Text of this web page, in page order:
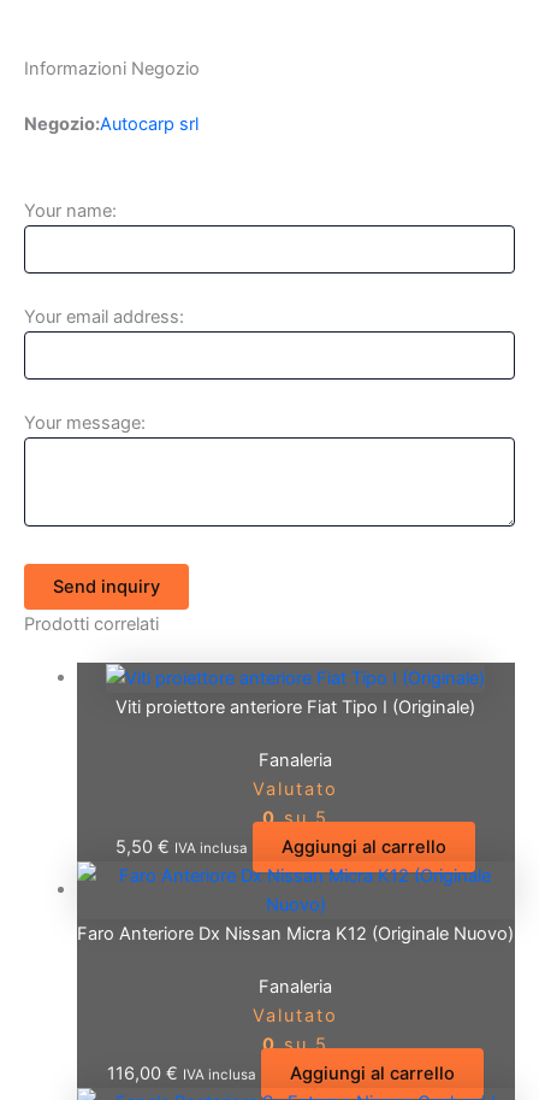
Informazioni Negozio
Negozio:Autocarp srl
Your name:
Your email address:
Your message:
Send inquiry
Prodotti correlati
Viti proiettore anteriore Fiat Tipo I (Originale)
Fanaleria
Valutato
0su 5
5,50€ IVA inclusa Aggiungi al carrello
Faro Anteriore Dx Nissan Micra K12 (Originale Nuovo)
Fanaleria
Valutato
0su 5
116,00€ IVA inclusa Aggiungi al carrello